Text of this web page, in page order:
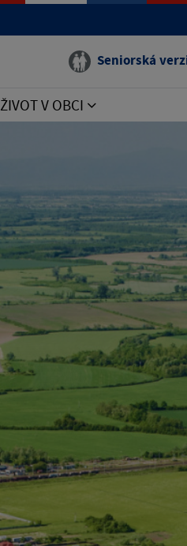
Seniorská
ŽIVOT V OBCI